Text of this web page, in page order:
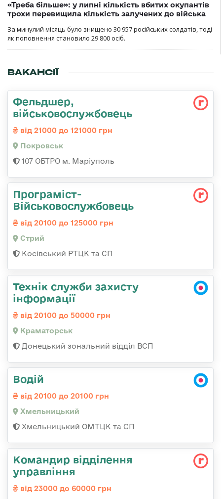
«Треба більше»: у липні кількість вбитих окупантів
трохи перевищила кількість залучених до війська
За минулий місяць було знищено 30 957 російських солдатів, тоді
як поповнення становило 29 800 осіб.
ВАКАНСІЇ
Фельдшер,
військовослужбовець
від 21000 до 121000 грн
Покровськ
107 ОБТРО м. Маріуполь
Програміст-
Військовослужбовець
від 20100 до 125000 грн
Стрий
Косівський РТЦК та СП
Технік служби захисту
інформації
від 20100 до 50000 грн
Краматорськ
Донецький зональний відділ ВСП
Водій
від 20100 до 20100 грн
Хмельницький
Хмельницький ОМТЦК та СП
Командир відділення
управління
від 23000 до 60000 грн